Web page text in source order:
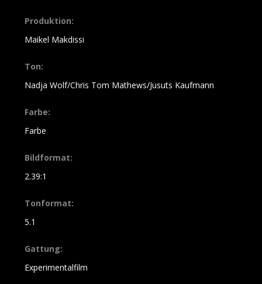
Produktion:
Maikel Makdissi
Ton:
Nadja Wolf/Chris Tom Mathews/Jusuts Kaufmann
Farbe:
Farbe
Bildformat:
2.39:1
Tonformat:
5.1
Gattung:
Experimentalfilm